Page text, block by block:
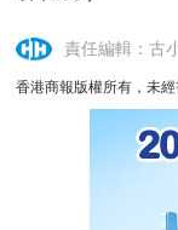
責任編輯：古
香港商報版權所有，未經